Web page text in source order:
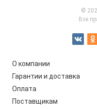
©
Все
О компании
Гарантии и доставка
Оплата
Поставщикам